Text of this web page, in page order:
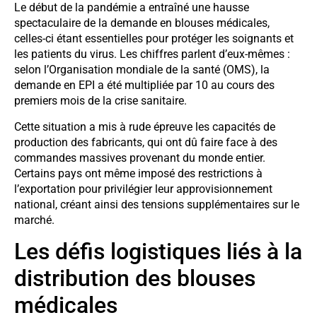
Le début de la pandémie a entraîné une hausse
spectaculaire de la demande en blouses médicales,
celles-ci étant essentielles pour protéger les soignants et
les patients du virus. Les chiffres parlent d’eux-mêmes :
selon l’Organisation mondiale de la santé (OMS), la
demande en EPI a été multipliée par 10 au cours des
premiers mois de la crise sanitaire.
Cette situation a mis à rude épreuve les capacités de
production des fabricants, qui ont dû faire face à des
commandes massives provenant du monde entier.
Certains pays ont même imposé des restrictions à
l’exportation pour privilégier leur approvisionnement
national, créant ainsi des tensions supplémentaires sur le
marché.
Les défis logistiques liés à la
distribution des blouses
médicales